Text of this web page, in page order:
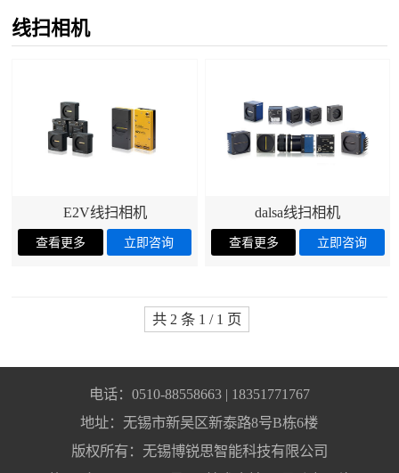
线扫相机
E2V线扫相机 dalsa线扫相机
共 2 条 1 / 1 页
电话：0510-88558663 | 18351771767
地址：无锡市新吴区新泰路8号B栋6楼
版权所有：无锡博锐思智能科技有限公司